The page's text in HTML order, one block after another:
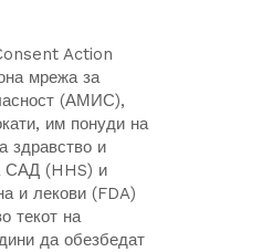
Action
мрежа за
(АМИС),
им понуди на
здравство и
САД (HHS) и
и лекови (FDA)
текот на
да обезбедат